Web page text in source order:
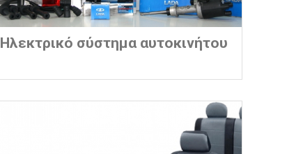
Ηλεκτρικό σύστημα αυτοκινήτου